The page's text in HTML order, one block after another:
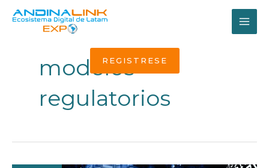
contenido
REGISTRESE
modelos
regulatorios